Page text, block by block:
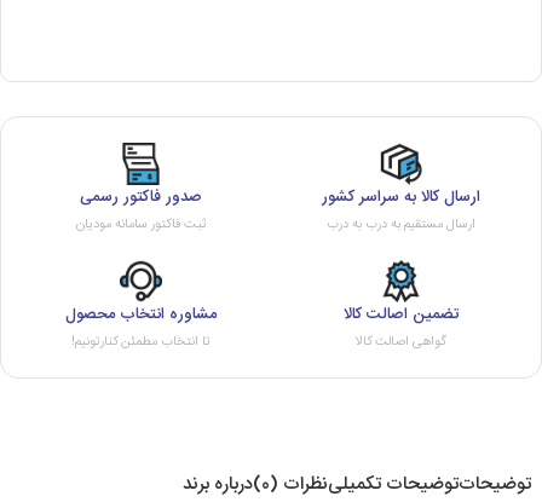
ارسال کالا به سراسر کشور
ارسال مستقیم به درب به درب
صدور فاکتور رسمی
ثبت فاکتور سامانه مودیان
تضمین اصالت کالا
گواهی اصالت کالا
مشاوره انتخاب محصول
تا انتخاب مطمئن کنارتونیم!
توضیحاتتوضیحات تکمیلینظرات (0) درباره برند